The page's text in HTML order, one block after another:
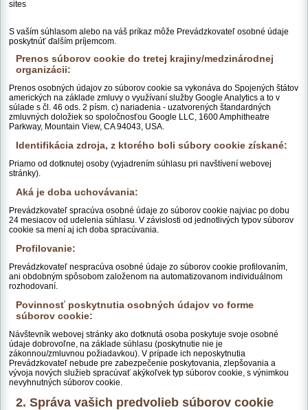
sites
S vaším súhlasom alebo na váš príkaz môže Prevádzkovateľ osobné údaje
poskytnúť ďalším príjemcom.
Prenos súborov cookie do tretej krajiny/medzinárodnej
organizácii:
Prenos osobných údajov zo súborov cookie sa vykonáva do Spojených štátov
amerických na základe zmluvy o využívaní služby Google Analytics a to v
súlade s čl. 46 ods. 2 písm. c) nariadenia - uzatvorených štandardných
zmluvných doložiek so spoločnosťou Google LLC, 1600 Amphitheatre
Parkway, Mountain View, CA 94043, USA.
Identifikácia zdroja, z ktorého boli súbory cookie získané:
Priamo od dotknutej osoby (vyjadrením súhlasu pri navštívení webovej
stránky).
Aká je doba uchovávania:
Prevádzkovateľ spracúva osobné údaje zo súborov cookie najviac po dobu
24 mesiacov od udelenia súhlasu. V závislosti od jednotlivých typov súborov
cookie sa mení aj ich doba spracúvania.
Profilovanie:
Prevádzkovateľ nespracúva osobné údaje zo súborov cookie profilovaním,
ani obdobným spôsobom založenom na automatizovanom individuálnom
rozhodovaní.
Povinnosť poskytnutia osobných údajov vo forme
súborov cookie:
Návštevník webovej stránky ako dotknutá osoba poskytuje svoje osobné
údaje dobrovoľne, na základe súhlasu (poskytnutie nie je
zákonnou/zmluvnou požiadavkou). V prípade ich neposkytnutia
Prevádzkovateľ nebude pre zabezpečenie poskytovania, zlepšovania a
vývoja nových služieb spracúvať akýkoľvek typ súborov cookie, s výnimkou
nevyhnutných súborov cookie.
2. Správa vašich predvolieb súborov cookie